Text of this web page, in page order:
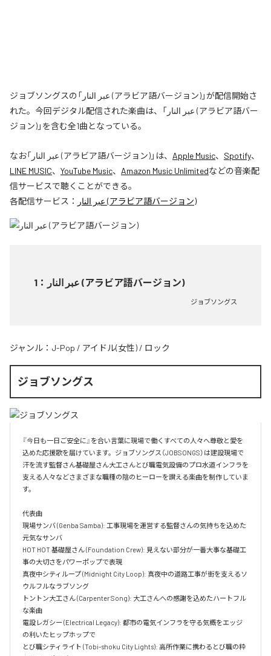
ジョブソングスの「عبر النار (アラビア語バージョン)」が配信開始さ
れた。今回デジタル配信された楽曲は、「عبر النار (アラビア語バー
ジョン)」を含む全1曲となっている。
なお「 عبر النار (アラビア語バージョン)」は、 Apple Music、 Spotify、
LINE MUSIC、 YouTube Music、 Amazon Music Unlimitedなどの音楽配
信サービスで聴くことができる。
各配信サービス：
عبر النار (アラビア語バージョン)
1 ： عبر النار (アラビア語バージョン)
ジョブソングス
ジャンル： J-Pop / アイドル(女性) / ロック
ジョブソングス
『今日も一日ご安全に』を合い言葉に現場で働くすべての人々へ尊敬と愛を
込めた応援歌を届けています。ジョブソングス（JOBSONGS）は建設現場で
汗を流す監督さん基礎屋さん大工さんとび職電気設備のプロ水道インフラを
支える人々などさまざまな職種の陰のヒーローを讃える楽曲を制作していま
す。
代表曲
現場サンバ (Genba Samba): 工事現場を運営する監督さんの気持ちを込めた
元気なサンバ
HOT HOT 基礎屋さん (Foundation Crew): 見えない部分が一番大事な基礎工
事の大切さをパワーポップで表現
真夜中シティループ (Midnight City Loop): 真夜中の道路工事が街を支えるソ
ウルフルなラブソング
トントン大工さん (Carpenter Song): 大工さんへの感謝を込めたハートフル
な楽曲
電設レガシー (Electrical Legacy): 都市の電気インフラを守る気概をエッジ
の利いたヒップホップで
とび職シティライト (Tobi-shoku City Lights): 高所作業に携わるとび職の粋